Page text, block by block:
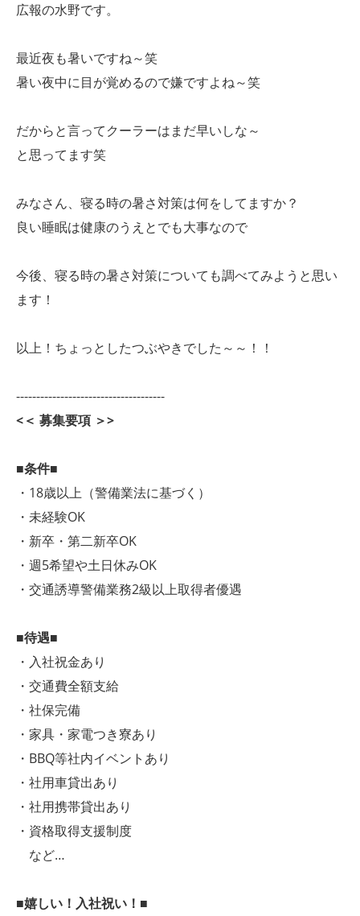
広報の水野です。
最近夜も暑いですね～笑
暑い夜中に目が覚めるので嫌ですよね～笑
だからと言ってクーラーはまだ早いしな～
と思ってます笑
みなさん、寝る時の暑さ対策は何をしてますか？
良い睡眠は健康のうえとでも大事なので
今後、寝る時の暑さ対策についても調べてみようと思い
ます！
以上！ちょっとしたつぶやきでした～～！！
-------------------------------------
<＜ 募集要項 ＞>
■条件■
・18歳以上（警備業法に基づく）
・未経験OK
・新卒・第二新卒OK
・週5希望や土日休みOK
・交通誘導警備業務2級以上取得者優遇
■待遇■
・入社祝金あり
・交通費全額支給
・社保完備
・家具・家電つき寮あり
・BBQ等社内イベントあり
・社用車貸出あり
・社用携帯貸出あり
・資格取得支援制度
など…
■嬉しい！入社祝い！■